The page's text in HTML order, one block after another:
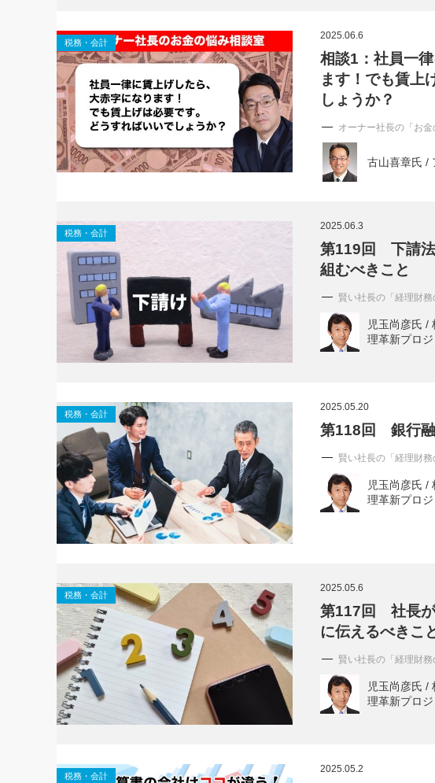
税務・会計
2025.06.6
相談1：社員一
ます！でも賃上
しょうか？
オーナー社長の「お金
古山喜章氏 /
税務・会計
2025.06.3
第119回 下請法
組むべきこと
賢い社長の「経理財務
児玉尚彦氏 /
理革新プロ
税務・会計
2025.05.20
第118回 銀行融
賢い社長の「経理財務
児玉尚彦氏 /
理革新プロ
税務・会計
2025.05.6
第117回 社長が
に伝えるべきこ
賢い社長の「経理財務
児玉尚彦氏 /
理革新プロ
税務・会計
2025.05.2